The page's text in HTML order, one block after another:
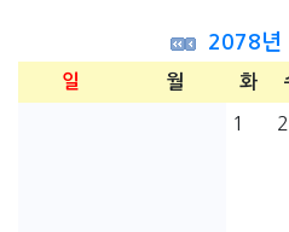
2078년
일 월 화
1 2